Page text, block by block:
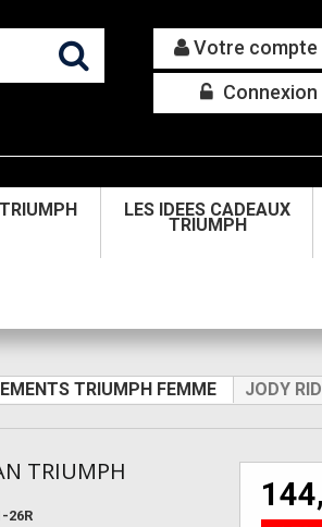
Votre compte
Connexion
LES IDEES CADEAUX
TRIUMPH
TRIUMPH FEMME JODY
TRIUMPH
26R